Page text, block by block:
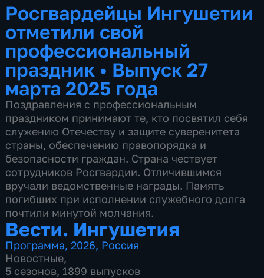
Росгвардейцы Ингушетии
отметили свой
профессиональный
праздник • Выпуск 27
марта 2025 года
Поздравления с профессиональным
праздником принимают те, кто посвятил себя
служению Отечеству и защите суверенитета
страны, обеспечению правопорядка и
безопасности граждан. Страна чествует
сотрудников Росгвардии. Отличившимся
вручали ведомственные награды. Память
погибших при исполнении служебного долга
почтили минутой молчания.
Вести. Ингушетия
Программа,2026, Россия
Новостные,
5 сезонов, 1899 выпусков